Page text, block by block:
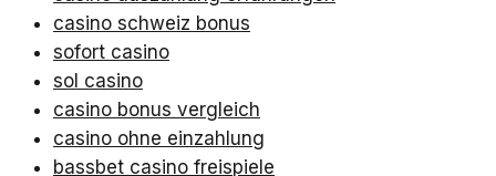
casino schweiz bonus
sofort casino
sol casino
casino bonus vergleich
casino ohne einzahlung
bassbet casino freispiele